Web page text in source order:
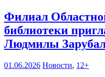
Филиал
библиотеки
Людмилы
01.06.2026 Новости, 12+